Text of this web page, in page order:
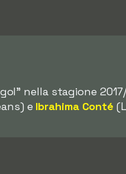
nella stagione
e Ibrahima Conté